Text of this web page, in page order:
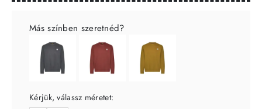
Más színben szeretnéd?
Kérjük, válassz méretet: